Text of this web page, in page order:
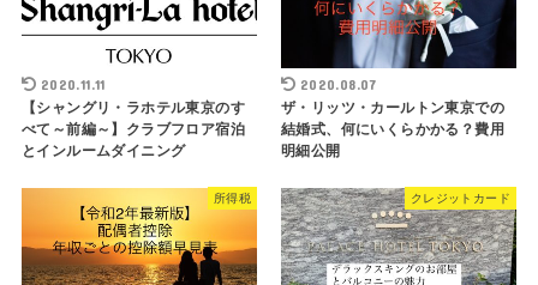
2020.11.11
【シャングリ・ラホテル東京のす
べて～前編～】クラブフロア宿泊
とインルームダイニング
2020.08.07
ザ・リッツ・カールトン東京での
結婚式、何にいくらかかる？費用
明細公開
所得税 クレジットカード